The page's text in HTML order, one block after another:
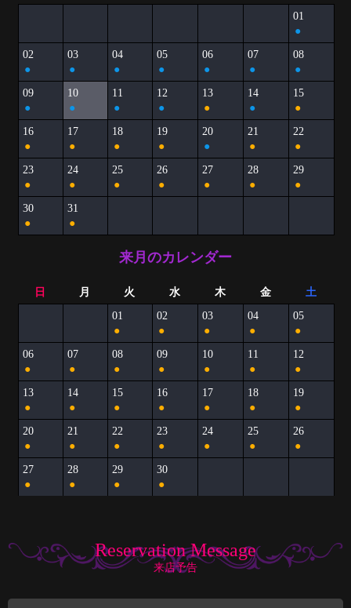
01
●
02
●
03
●
04
●
05
●
06
●
07
●
08
●
09
●
10
●
11
●
12
●
13
●
14
●
15
●
16
●
17
●
18
●
19
●
20
●
21
●
22
●
23
●
24
●
25
●
26
●
27
●
28
●
29
●
30
●
31
●
来月のカレンダー
日 月 火 水 木 金
土
01
●
02
●
03
●
04
●
05
●
06
●
07
●
08
●
09
●
10
●
11
●
12
●
13
●
14
●
15
●
16
●
17
●
18
●
19
●
20
●
21
●
22
●
23
●
24
●
25
●
26
●
27
●
28
●
29
●
30
●
Reservation Message
来店予告